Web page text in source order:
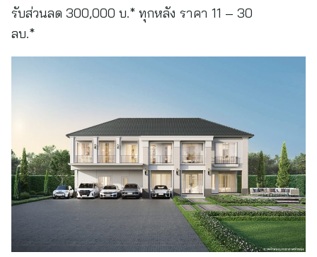
รับส่วนลด 300,000 บ.* ทุกหลัง ราคา 11 – 30
ลบ.*